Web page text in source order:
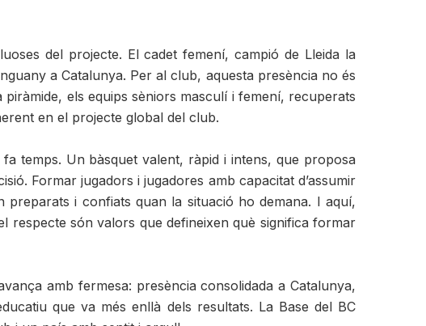
del projecte. El cadet femení, campió de Lleida la
a Catalunya. Per al club, aquesta presència no és
els equips sèniors masculí i femení, recuperats
en el projecte global del club.
temps. Un bàsquet valent, ràpid i intens, que proposa
Formar jugadors i jugadores amb capacitat d’assumir
i confiats quan la situació ho demana. I aquí,
respecte són valors que defineixen què significa formar
amb fermesa: presència consolidada a Catalunya,
que va més enllà dels resultats. La Base del BC